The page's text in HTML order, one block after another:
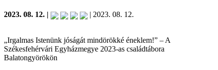
2023. 08. 12. | | 2023. 08. 12.
„Irgalmas Istenünk jóságát mindörökké éneklem!” – A
Székesfehérvári Egyházmegye 2023-as családtábora
Balatongyörökön